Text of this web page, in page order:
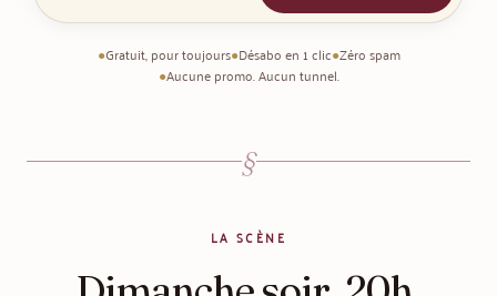
●Gratuit, pour toujours●Désabo en 1 clic●Zéro spam
●Aucune promo. Aucun tunnel.
§
LA SCÈNE